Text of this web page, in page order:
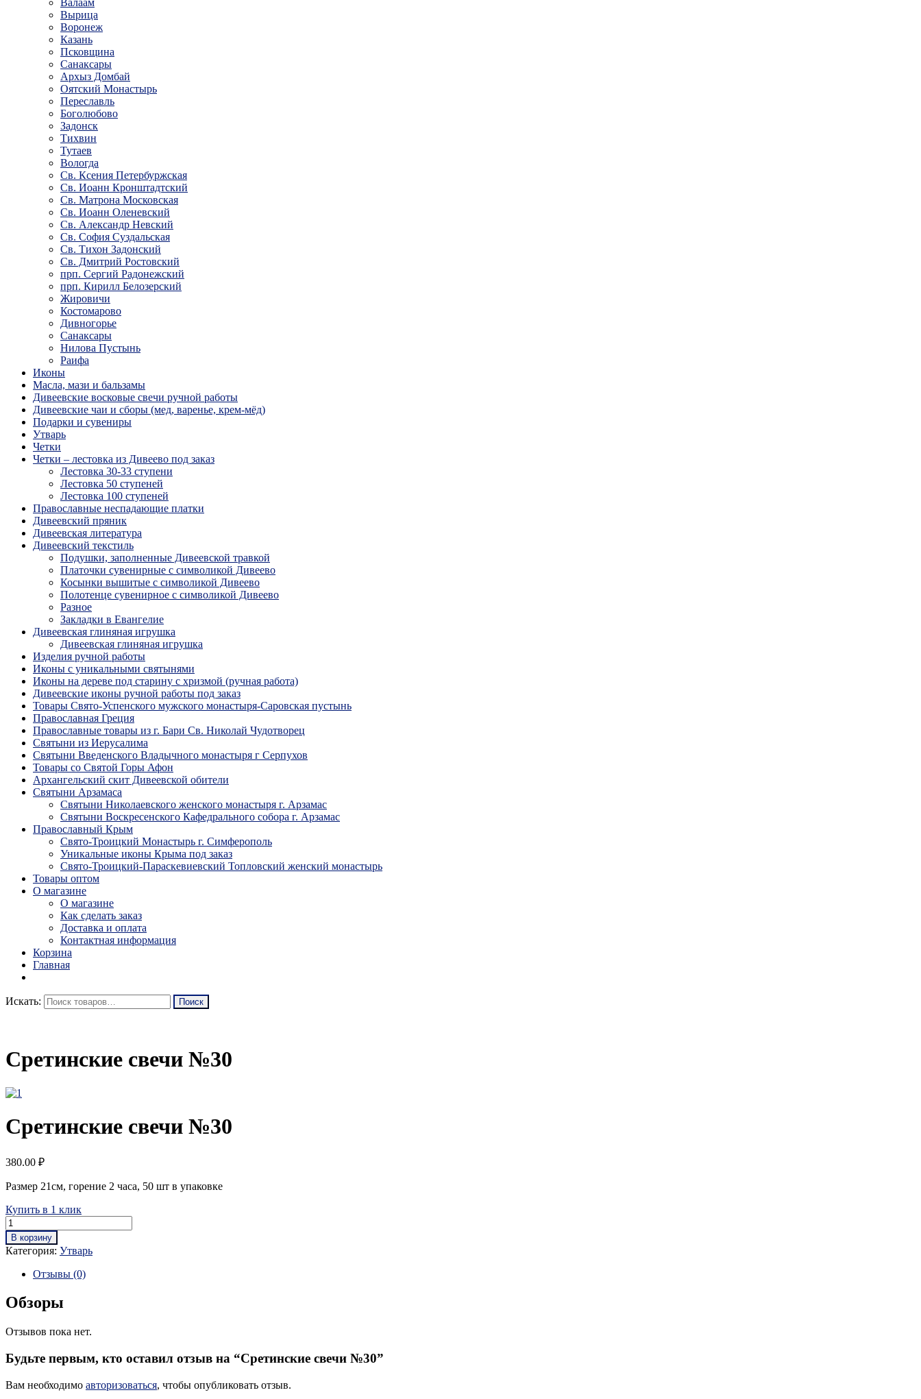
Вырица
Воронеж
Казань
Псковщина
Санаксары
Архыз Домбай
Оятский Монастырь
Переславль
Боголюбово
Задонск
Тихвин
Тутаев
Вологда
Св. Ксения Петербуржская
Св. Иоанн Кронштадтский
Св. Матрона Московская
Св. Иоанн Оленевский
Св. Александр Невский
Св. София Суздальская
Св. Тихон Задонский
Св. Дмитрий Ростовский
прп. Сергий Радонежский
прп. Кирилл Белозерский
Жировичи
Костомарово
Дивногорье
Санаксары
Нилова Пустынь
Раифа
Иконы
Масла, мази и бальзамы
Дивеевские восковые свечи ручной работы
Дивеевские чаи и сборы (мед, варенье, крем-мёд)
Подарки и сувениры
Утварь
Четки
Четки – лестовка из Дивеево под заказ
Лестовка 30-33 ступени
Лестовка 50 ступеней
Лестовка 100 ступеней
Православные неспадающие платки
Дивеевский пряник
Дивеевская литература
Дивеевский текстиль
Подушки, заполненные Дивеевской травкой
Платочки сувенирные с символикой Дивеево
Косынки вышитые с символикой Дивеево
Полотенце сувенирное с символикой Дивеево
Разное
Закладки в Евангелие
Дивеевская глиняная игрушка
Дивеевская глиняная игрушка
Изделия ручной работы
Иконы с уникальными святынями
Иконы на дереве под старину с хризмой (ручная работа)
Дивеевские иконы ручной работы под заказ
Товары Свято-Успенского мужского монастыря-Саровская пустынь
Православная Греция
Православные товары из г. Бари Св. Николай Чудотворец
Святыни из Иерусалима
Святыни Введенского Владычного монастыря г Серпухов
Товары со Святой Горы Афон
Архангельский скит Дивеевской обители
Святыни Арзамаса
Святыни Николаевского женского монастыря г. Арзамас
Святыни Воскресенского Кафедрального собора г. Арзамас
Православный Крым
Свято-Троицкий Монастырь г. Симферополь
Уникальные иконы Крыма под заказ
Свято-Троицкий-Параскевиевский Топловский женский монастырь
Товары оптом
О магазине
О магазине
Как сделать заказ
Доставка и оплата
Контактная информация
Корзина
Главная
Искать:
Сретинские свечи №30
Сретинские свечи №30
380.00 ₽
Размер 21см, горение 2 часа, 50 шт в упаковке
Купить в 1 клик
В корзину
Категория: Утварь
Отзывы (0)
Обзоры
Отзывов пока нет.
Будьте первым, кто оставил отзыв на “Сретинские свечи №30”
Вам необходимо авторизоваться, чтобы опубликовать отзыв.